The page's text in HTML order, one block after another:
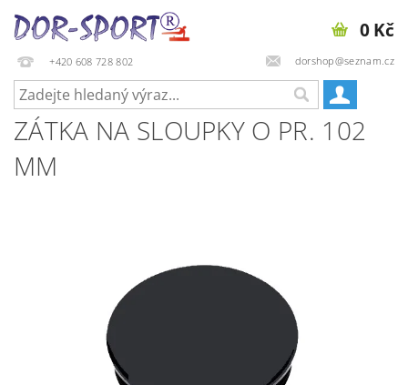
+420 608 728 802 dorshop@seznam.cz
0 Kč
ZÁTKA NA SLOUPKY O PR. 102
MM